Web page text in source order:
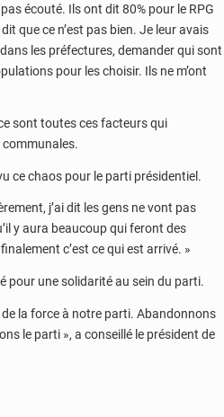
écouté. Ils ont dit 80% pour le RPG
que ce n’est pas bien. Je leur avais
les préfectures, demander qui sont
pour les choisir. Ils ne m’ont
sont toutes ces facteurs qui
communales.
ce chaos pour le parti présidentiel.
j’ai dit les gens ne vont pas
y aura beaucoup qui feront des
c’est ce qui est arrivé. »
pour une solidarité au sein du parti.
de la force à notre parti. Abandonnons
le parti », a conseillé le président de